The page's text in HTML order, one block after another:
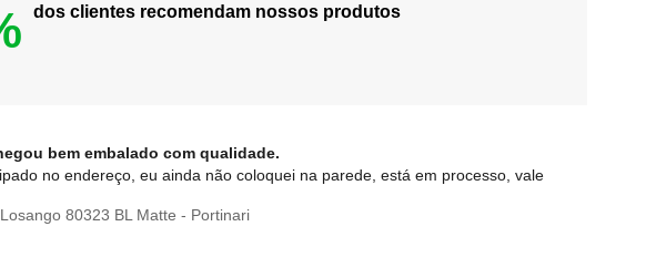
dos clientes recomendam nossos produtos
bem embalado com qualidade.
no endereço, eu ainda não coloquei na parede, está em processo, vale
80323 BL Matte - Portinari